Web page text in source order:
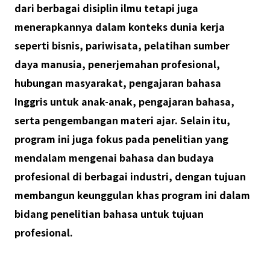
dari berbagai disiplin ilmu tetapi juga
menerapkannya dalam konteks dunia kerja
seperti bisnis, pariwisata, pelatihan sumber
daya manusia, penerjemahan profesional,
hubungan masyarakat, pengajaran bahasa
Inggris untuk anak-anak, pengajaran bahasa,
serta pengembangan materi ajar. Selain itu,
program ini juga fokus pada penelitian yang
mendalam mengenai bahasa dan budaya
profesional di berbagai industri, dengan tujuan
membangun keunggulan khas program ini dalam
bidang penelitian bahasa untuk tujuan
profesional.